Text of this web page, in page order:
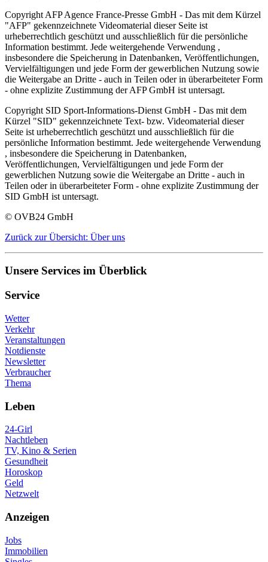
Copyright AFP Agence France-Presse GmbH - Das mit dem Kürzel
"AFP" gekennzeichnete Videomaterial dieser Seite ist
urheberrechtlich geschützt und ausschließlich für die persönliche
Information bestimmt. Jede weitergehende Verwendung ,
insbesondere die Speicherung in Datenbanken, Veröffentlichungen,
Vervielfältigungen und jede Form der gewerblichen Nutzung sowie
die Weitergabe an Dritte - auch in Teilen oder in überarbeiteter Form
- ohne explizite Zustimmung der AFP GmbH ist untersagt.
Copyright SID Sport-Informations-Dienst GmbH - Das mit dem
Kürzel "SID" gekennzeichnete Text- bzw. Videomaterial dieser
Seite ist urheberrechtlich geschützt und ausschließlich für die
persönliche Information bestimmt. Jede weitergehende Verwendung
, insbesondere die Speicherung in Datenbanken,
Veröffentlichungen, Vervielfältigungen und jede Form der
gewerblichen Nutzung sowie die Weitergabe an Dritte - auch in
Teilen oder in überarbeiteter Form - ohne explizite Zustimmung der
SID GmbH ist untersagt.
© OVB24 GmbH
Zurück zur Übersicht: Über uns
Unsere Services im Überblick
Service
Wetter
Verkehr
Veranstaltungen
Notdienste
Newsletter
Verbraucher
Thema
Leben
24-Girl
Nachtleben
TV, Kino & Serien
Gesundheit
Horoskop
Geld
Netzwelt
Anzeigen
Jobs
Immobilien